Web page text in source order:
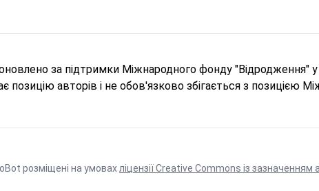
за підтримки Міжнародного фонду "Відродження"
позицію авторів і не обов'язково збігається з позицією
розміщені на умовахліцензії Creative Commons із